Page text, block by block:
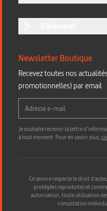
Newsletter Boutique
Recevez toutes nos
promotionnelles) par email
Je souhaite recevoir la lettre
à tout moment. Pour en savoir plus,
Ce service respecte le droit
protégées reproduites et
autorisation, toute utilisation
consultation